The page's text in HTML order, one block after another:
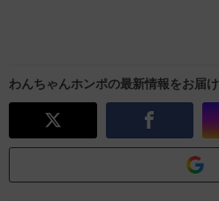
わんちゃんホンポの最新情報をお届け